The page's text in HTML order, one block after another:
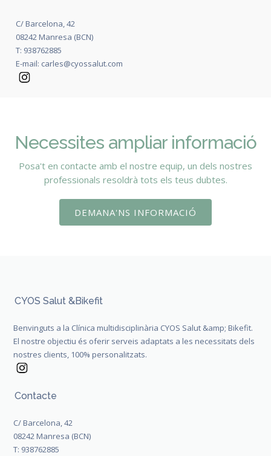
C/ Barcelona, 42
08242 Manresa (BCN)
T: 938762885
E-mail: carles@cyossalut.com
Necessites ampliar informació
Posa't en contacte amb el nostre equip, un dels nostres
professionals resoldrà tots els teus dubtes.
DEMANA'NS INFORMACIÓ
CYOS Salut &Bikefit
Benvinguts a la Clínica multidisciplinària CYOS Salut &amp; Bikefit.
El nostre objectiu és oferir serveis adaptats a les necessitats dels
nostres clients, 100% personalitzats.
Contacte
C/ Barcelona, 42
08242 Manresa (BCN)
T: 938762885